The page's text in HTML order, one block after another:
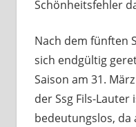
Schönheitsfehler
Nach dem fünften
sich endgültig
Saison am 31.
der Ssg Fils-
bedeutungslos, da